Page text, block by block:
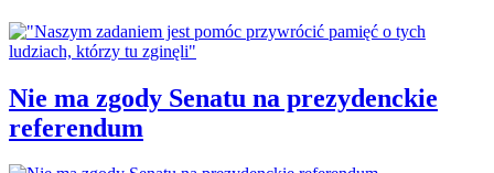
Nie ma zgody Senatu na prezydenckie
referendum